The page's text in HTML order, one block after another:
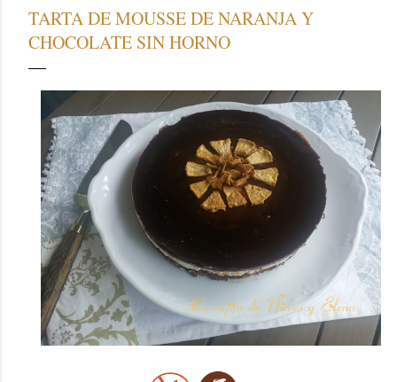
TARTA DE MOUSSE DE NARANJA Y
CHOCOLATE SIN HORNO